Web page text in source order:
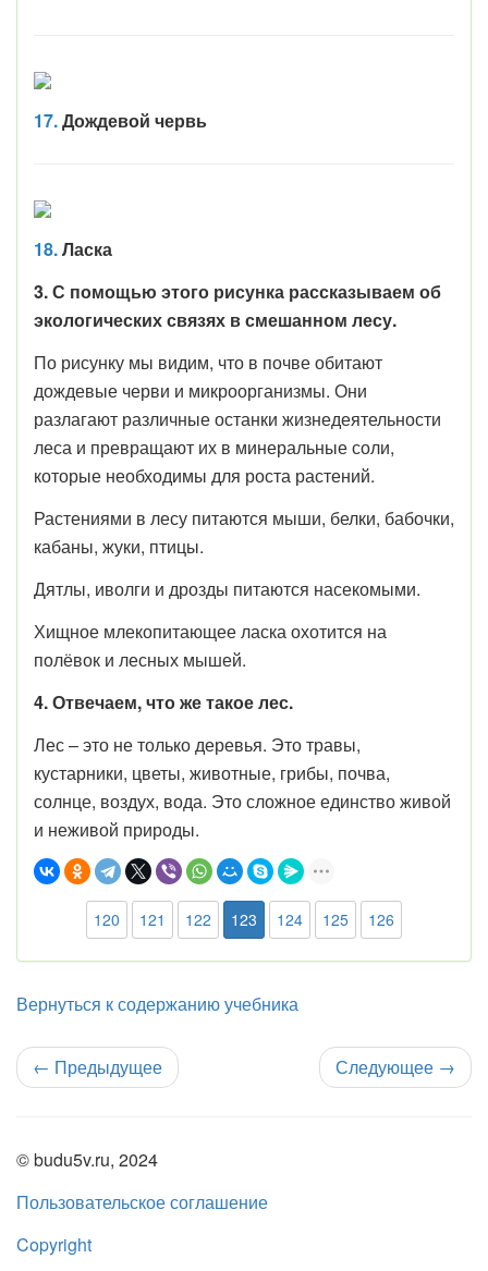
17.Дождевой червь
18.Ласка
3. С помощью этого рисунка рассказываем об
экологических связях в смешанном лесу.
По рисунку мы видим, что в почве обитают
дождевые черви и микроорганизмы. Они
разлагают различные останки жизнедеятельности
леса и превращают их в минеральные соли,
которые необходимы для роста растений.
Растениями в лесу питаются мыши, белки, бабочки,
кабаны, жуки, птицы.
Дятлы, иволги и дрозды питаются насекомыми.
Хищное млекопитающее ласка охотится на
полёвок и лесных мышей.
4. Отвечаем, что же такое лес.
Лес – это не только деревья. Это травы,
кустарники, цветы, животные, грибы, почва,
солнце, воздух, вода. Это сложное единство живой
и неживой природы.
120 121 122 123 124 125 126
Вернуться к содержанию учебника
← Предыдущее Следующее →
© budu5v.ru, 2024
Пользовательское соглашение
Copyright